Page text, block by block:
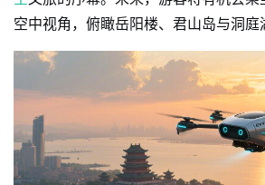
空中视角，俯瞰岳阳楼、君山岛与洞庭